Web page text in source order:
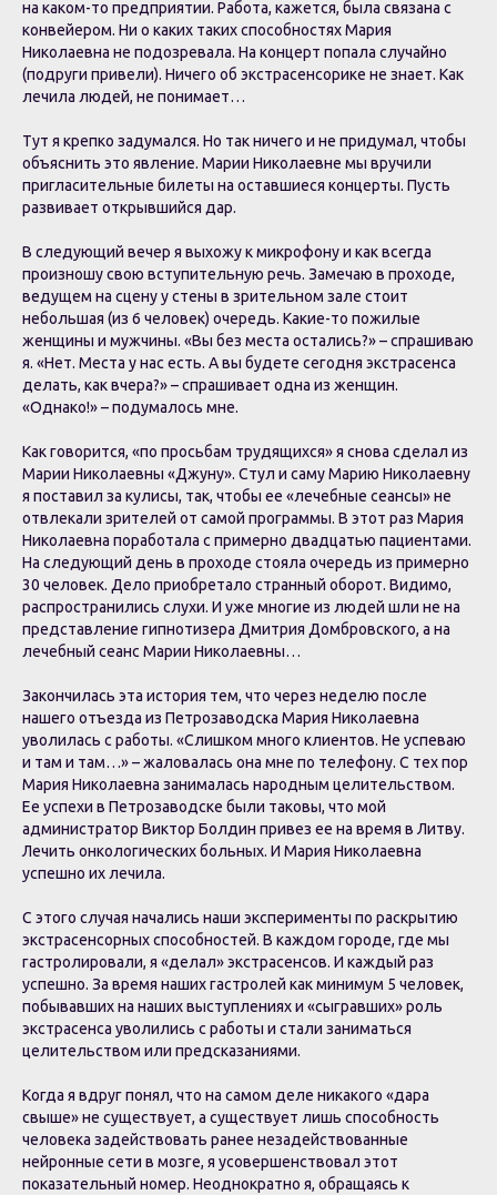
на каком-то предприятии. Работа, кажется, была связана с
конвейером. Ни о каких таких способностях Мария
Николаевна не подозревала. На концерт попала случайно
(подруги привели). Ничего об экстрасенсорике не знает. Как
лечила людей, не понимает…
Тут я крепко задумался. Но так ничего и не придумал, чтобы
объяснить это явление. Марии Николаевне мы вручили
пригласительные билеты на оставшиеся концерты. Пусть
развивает открывшийся дар.
В следующий вечер я выхожу к микрофону и как всегда
произношу свою вступительную речь. Замечаю в проходе,
ведущем на сцену у стены в зрительном зале стоит
небольшая (из 6 человек) очередь. Какие-то пожилые
женщины и мужчины. «Вы без места остались?» – спрашиваю
я. «Нет. Места у нас есть. А вы будете сегодня экстрасенса
делать, как вчера?» – спрашивает одна из женщин.
«Однако!» – подумалось мне.
Как говорится, «по просьбам трудящихся» я снова сделал из
Марии Николаевны «Джуну». Стул и саму Марию Николаевну
я поставил за кулисы, так, чтобы ее «лечебные сеансы» не
отвлекали зрителей от самой программы. В этот раз Мария
Николаевна поработала с примерно двадцатью пациентами.
На следующий день в проходе стояла очередь из примерно
30 человек. Дело приобретало странный оборот. Видимо,
распространились слухи. И уже многие из людей шли не на
представление гипнотизера Дмитрия Домбровского, а на
лечебный сеанс Марии Николаевны…
Закончилась эта история тем, что через неделю после
нашего отъезда из Петрозаводска Мария Николаевна
уволилась с работы. «Слишком много клиентов. Не успеваю
и там и там…» – жаловалась она мне по телефону. С тех пор
Мария Николаевна занималась народным целительством.
Ее успехи в Петрозаводске были таковы, что мой
администратор Виктор Болдин привез ее на время в Литву.
Лечить онкологических больных. И Мария Николаевна
успешно их лечила.
С этого случая начались наши эксперименты по раскрытию
экстрасенсорных способностей. В каждом городе, где мы
гастролировали, я «делал» экстрасенсов. И каждый раз
успешно. За время наших гастролей как минимум 5 человек,
побывавших на наших выступлениях и «сыгравших» роль
экстрасенса уволились с работы и стали заниматься
целительством или предсказаниями.
Когда я вдруг понял, что на самом деле никакого «дара
свыше» не существует, а существует лишь способность
человека задействовать ранее незадействованные
нейронные сети в мозге, я усовершенствовал этот
показательный номер. Неоднократно я, обращаясь к